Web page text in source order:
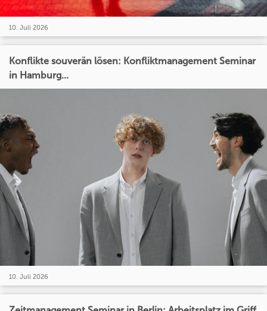
10. Juli 2026
Konflikte souverän lösen: Konfliktmanagement Seminar
in Hamburg...
10. Juli 2026